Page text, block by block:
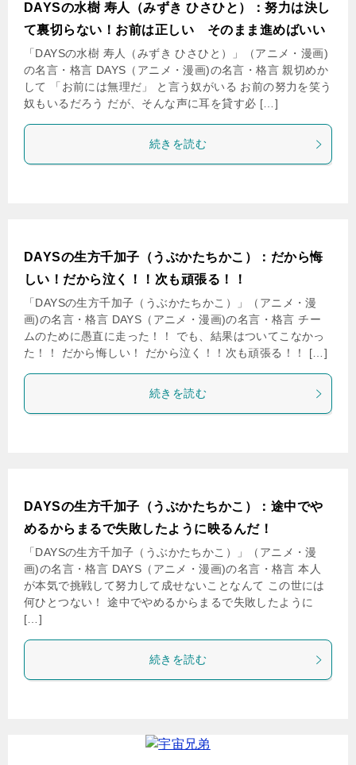
DAYSの水樹 寿人（みずき ひさひと）：努力は決し
て裏切らない！お前は正しい そのまま進めばいい
「DAYSの水樹 寿人（みずき ひさひと）」（アニメ・漫画)
の名言・格言 DAYS（アニメ・漫画)の名言・格言 親切めか
して 「お前には無理だ」 と言う奴がいる お前の努力を笑う
奴もいるだろう だが、そんな声に耳を貸す必 […]
続きを読む
DAYSの生方千加子（うぶかたちかこ）：だから悔
しい！だから泣く！！次も頑張る！！
「DAYSの生方千加子（うぶかたちかこ）」（アニメ・漫
画)の名言・格言 DAYS（アニメ・漫画)の名言・格言 チー
ムのために愚直に走った！！ でも、結果はついてこなかっ
た！！ だから悔しい！ だから泣く！！次も頑張る！！ […]
続きを読む
DAYSの生方千加子（うぶかたちかこ）：途中でや
めるからまるで失敗したように映るんだ！
「DAYSの生方千加子（うぶかたちかこ）」（アニメ・漫
画)の名言・格言 DAYS（アニメ・漫画)の名言・格言 本人
が本気で挑戦して努力して成せないことなんて この世には
何ひとつない！ 途中でやめるからまるで失敗したように
[…]
続きを読む